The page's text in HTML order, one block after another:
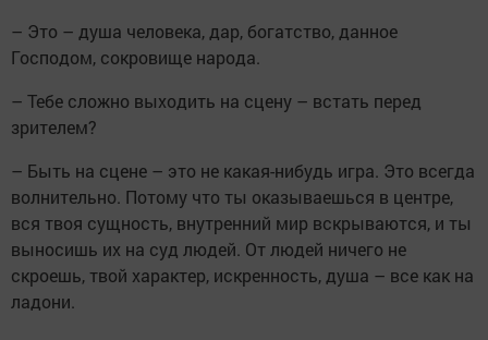
– Это – душа человека, дар, богатство, данное
Господом, сокровище народа.
– Тебе сложно выходить на сцену – встать перед
зрителем?
– Быть на сцене – это не какая-нибудь игра. Это всегда
волнительно. Потому что ты оказываешься в центре,
вся твоя сущность, внутренний мир вскрываются, и ты
выносишь их на суд людей. От людей ничего не
скроешь, твой характер, искренность, душа – все как на
ладони.